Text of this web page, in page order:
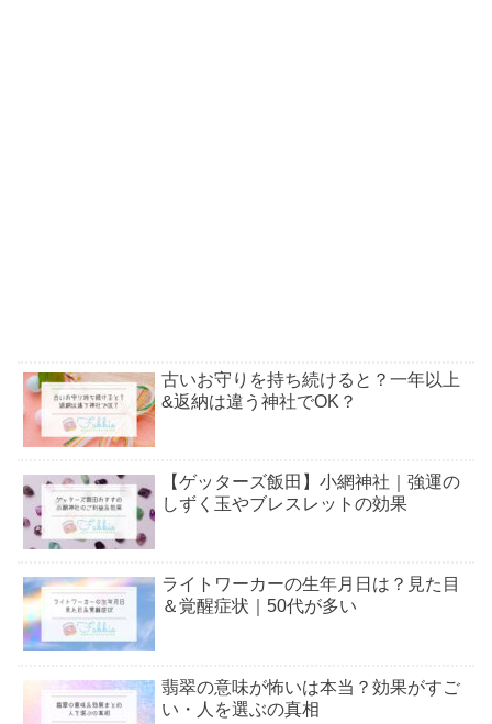
古いお守りを持ち続けると？一年以上
&返納は違う神社でOK？
【ゲッターズ飯田】小網神社｜強運の
しずく玉やブレスレットの効果
ライトワーカーの生年月日は？見た目
＆覚醒症状｜50代が多い
翡翠の意味が怖いは本当？効果がすご
い・人を選ぶの真相